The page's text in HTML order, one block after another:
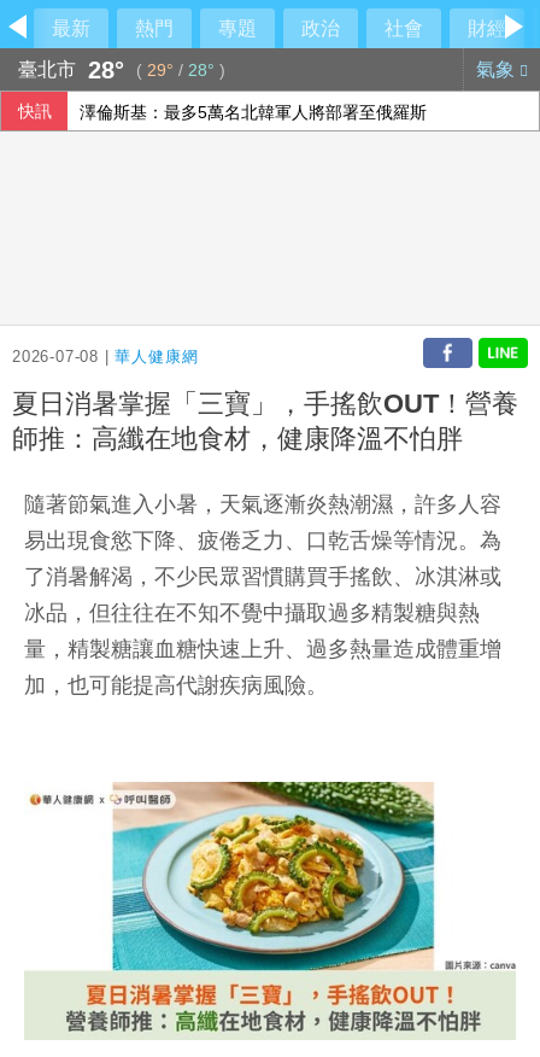
最新 熱門 專題 政治 社會
財經
臺北市 28° ( 29° / 28° ) 氣象
快訊 澤倫斯基：最多5萬名北韓軍人將部署至俄羅斯
2026-07-08 |華人健康網
夏日消暑掌握「三寶」，手搖飲OUT！營養
師推：高纖在地食材，健康降溫不怕胖
隨著節氣進入小暑，天氣逐漸炎熱潮濕，許多人容
易出現食慾下降、疲倦乏力、口乾舌燥等情況。為
了消暑解渴，不少民眾習慣購買手搖飲、冰淇淋或
冰品，但往往在不知不覺中攝取過多精製糖與熱
量，精製糖讓血糖快速上升、過多熱量造成體重增
加，也可能提高代謝疾病風險。